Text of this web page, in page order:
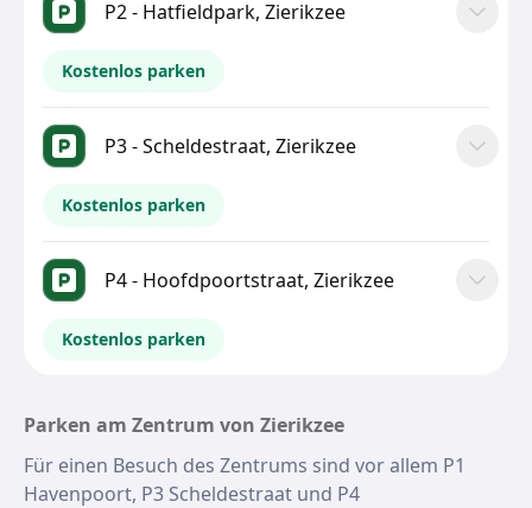
P2 - Hatfieldpark, Zierikzee
Kostenlos parken
P3 - Scheldestraat, Zierikzee
Kostenlos parken
P4 - Hoofdpoortstraat, Zierikzee
Kostenlos parken
Parken am Zentrum von Zierikzee
Für einen Besuch des Zentrums sind vor allem P1
Havenpoort, P3 Scheldestraat und P4